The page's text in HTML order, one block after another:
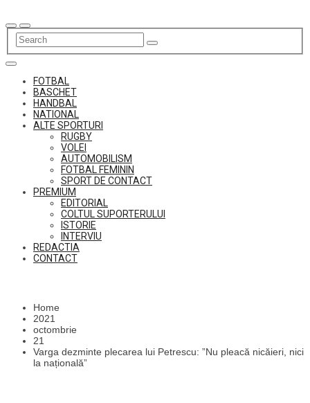
to
content
FOTBAL
BASCHET
HANDBAL
NATIONAL
ALTE SPORTURI
RUGBY
VOLEI
AUTOMOBILISM
FOTBAL FEMININ
SPORT DE CONTACT
PREMIUM
EDITORIAL
COLTUL SUPORTERULUI
ISTORIE
INTERVIU
REDACTIA
CONTACT
Home
2021
octombrie
21
Varga dezminte plecarea lui Petrescu: ”Nu pleacă nicăieri, nici
la națională”